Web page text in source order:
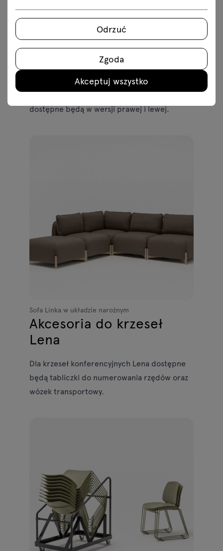
Krzesła Blendy z poduszkami
Nowe konfiguracje sofy
Sofa modułowa Linka od stycznia dostępna
będzie także w konfiguracji narożnej. Układy
dostępne będą w wersji prawej i lewej.
Sofa Linka w układzie narożnym
Akcesoria do krzeseł
Lena
Dla krzeseł konferencyjnych Lena dostępne
będą tabliczki do numerowania rzędów oraz
wózek transportowy.
Odrzuć
Zgoda
Akceptuj wszystko